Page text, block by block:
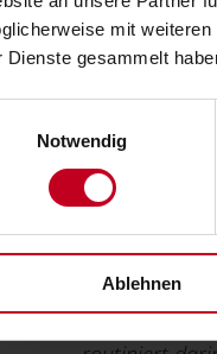
mit
Dienste gesammelt
Notwendig
Ablehnen
Disziplinen.
gelungen,
als auch für
Sie dem
Wir haben